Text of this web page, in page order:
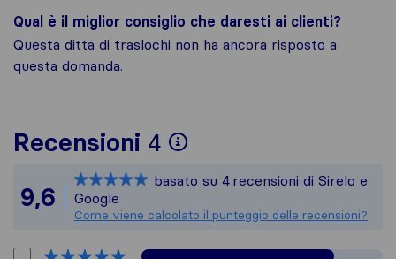
Qual è il miglior consiglio che daresti ai clienti?
Questa ditta di traslochi non ha ancora risposto a
questa domanda.
Recensioni 4
Per avere un
Tutte le recensioni
9,6
basato su 4 recensioni di Sirelo e
Google
Come viene calcolato il punteggio delle recensioni?